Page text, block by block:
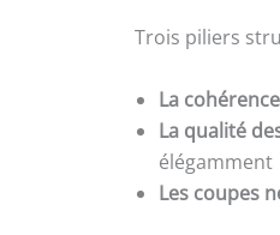
Trois piliers
La
La qualité
élégamment
Les coupes